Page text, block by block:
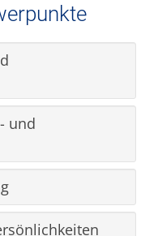
und